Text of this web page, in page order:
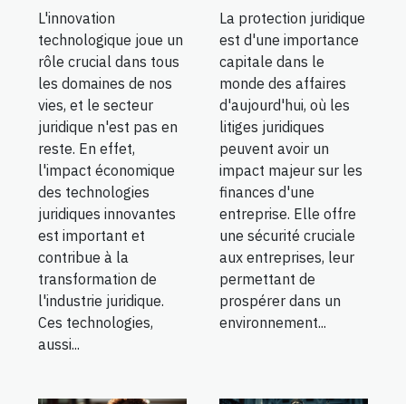
L'innovation
technologique joue un
rôle crucial dans tous
les domaines de nos
vies, et le secteur
juridique n'est pas en
reste. En effet,
l'impact économique
des technologies
juridiques innovantes
est important et
contribue à la
transformation de
l'industrie juridique.
Ces technologies,
aussi...
La protection juridique
est d'une importance
capitale dans le
monde des affaires
d'aujourd'hui, où les
litiges juridiques
peuvent avoir un
impact majeur sur les
finances d'une
entreprise. Elle offre
une sécurité cruciale
aux entreprises, leur
permettant de
prospérer dans un
environnement...